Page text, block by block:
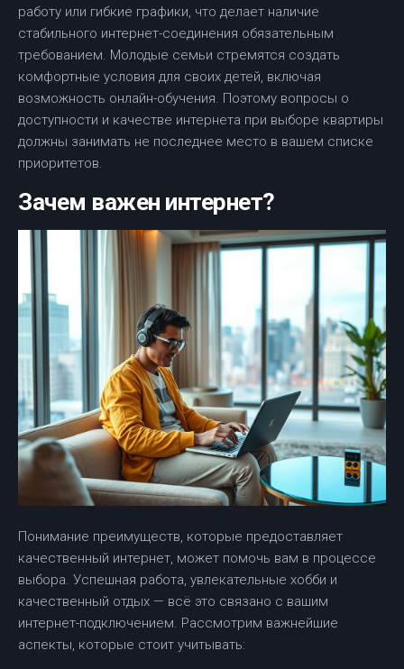
работу или гибкие графики, что делает наличие
стабильного интернет-соединения обязательным
требованием. Молодые семьи стремятся создать
комфортные условия для своих детей, включая
возможность онлайн-обучения. Поэтому вопросы о
доступности и качестве интернета при выборе квартиры
должны занимать не последнее место в вашем списке
приоритетов.
Зачем важен интернет?
Понимание преимуществ, которые предоставляет
качественный интернет, может помочь вам в процессе
выбора. Успешная работа, увлекательные хобби и
качественный отдых — всё это связано с вашим
интернет-подключением. Рассмотрим важнейшие
аспекты, которые стоит учитывать: